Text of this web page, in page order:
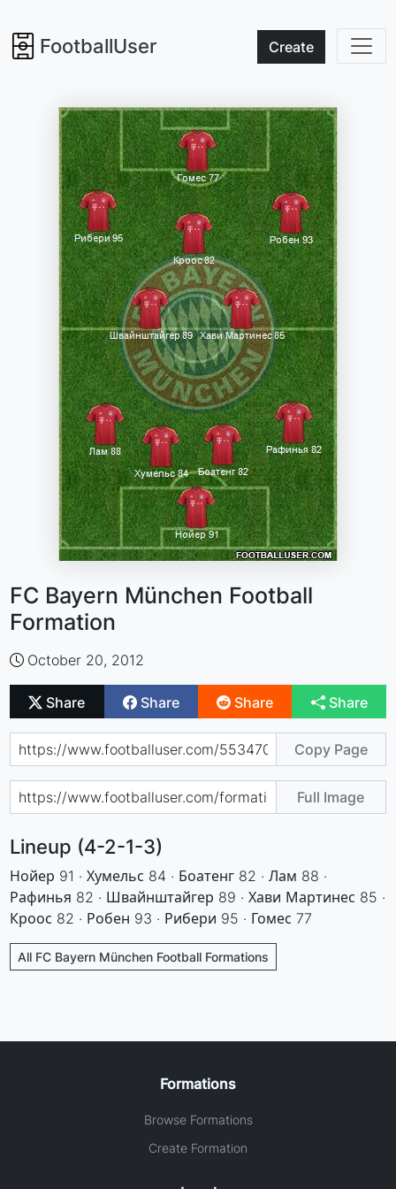
FootballUser Create
FC Bayern München Football
Formation
October 20, 2012
Share Share Share Share
Copy Page
Full Image
Lineup (4-2-1-3)
Нойер 91 · Хумельс 84 · Боатенг 82 · Лам 88 ·
Рафинья 82 · Швайнштайгер 89 · Хави Мартинес 85 ·
Кроос 82 · Робен 93 · Рибери 95 · Гомес 77
All FC Bayern München Football Formations
Formations
Browse Formations
Create Formation